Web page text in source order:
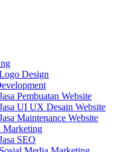
Design
Pembuatan Website
UI UX Desain Website
Maintenance Website
Marketing
SEO